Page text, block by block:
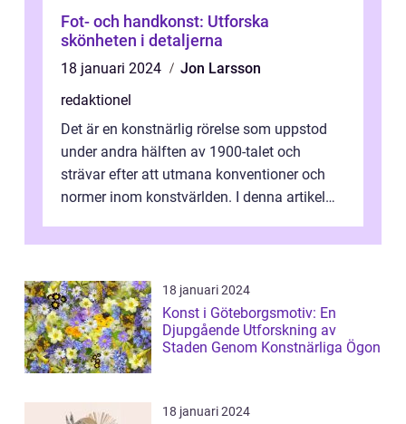
Fot- och handkonst: Utforska
skönheten i detaljerna
18 januari 2024
Jon Larsson
redaktionel
Det är en konstnärlig rörelse som uppstod
under andra hälften av 1900-talet och
strävar efter att utmana konventioner och
normer inom konstvärlden. I denna artikel
18 januari 2024
Konst i Göteborgsmotiv: En
Djupgående Utforskning av
Staden Genom Konstnärliga Ögon
18 januari 2024